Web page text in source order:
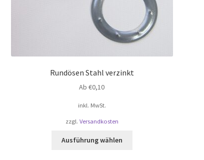
Rundösen Stahl verzinkt
Ab €0,10
inkl. MwSt.
zzgl. Versandkosten
Ausführung wählen